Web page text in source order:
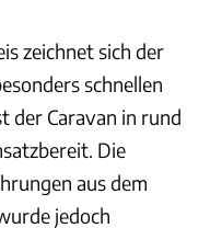
zeichnet sich der
schnellen
der Caravan in rund
Die
aus dem
jedoch